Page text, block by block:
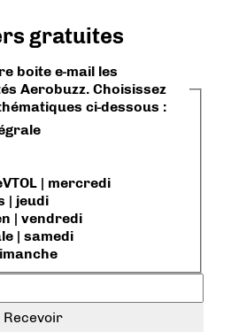
gratuites
boite e-mail les
Aerobuzz. Choisissez
ci-dessous :
| mercredi
| jeudi
| vendredi
| samedi